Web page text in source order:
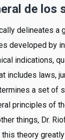
de los
delineates a
developed by
indications,
includes laws,
a set of
principles of
things, Dr.
theory